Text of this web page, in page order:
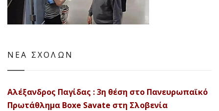
ΝΕΑ ΣΧΟΛΩΝ
Αλέξανδρος Παγίδας : 3η θέση στο Πανευρωπαϊκό
Πρωτάθλημα Boxe Savate στη Σλοβενία